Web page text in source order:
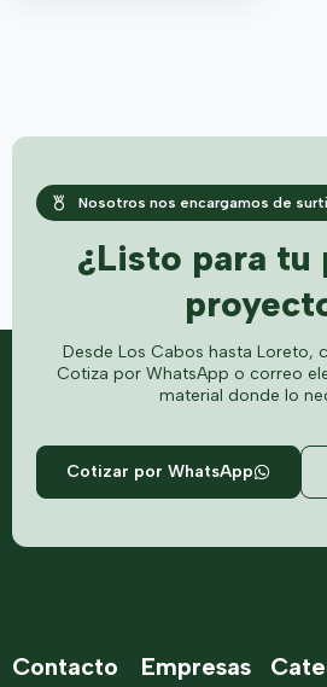
Nosotros nos encargamos de
¿Listo para tu
Desde Los Cabos hasta Loreto,
Cotiza por WhatsApp o correo
material donde lo
Cotizar por WhatsApp
Empresas
Contacto